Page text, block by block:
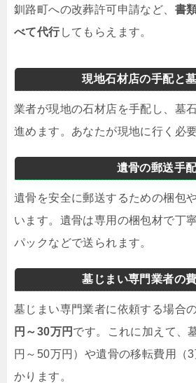
釧路町への改葬許可申請など、 書
べて代行してもらえます。
現地石材店の手配と
業者が現地の石材店を手配し、墓
進めます。あなたが現地に行く必
遺骨の郵送手
遺骨を安全に郵送するための梱包
います。遺骨は専用の梱包材で丁
パックなどで送られます。
墓じまい専門業者の
墓じまい専門業者に依頼する場合
円～30万円 です。これに加えて、
円～50万円）や遺骨の移転費用（
かります。